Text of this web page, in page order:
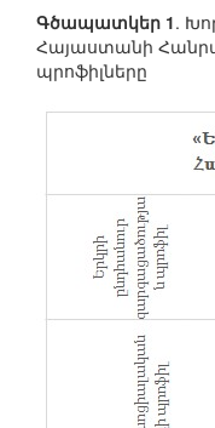
Գծապատկեր 1.
Հայաստանի
պրոֆիլները